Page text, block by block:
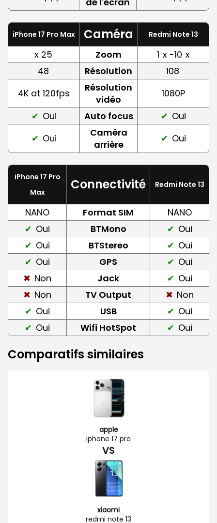
iPhone 17 Pro Max Caméra Redmi Note 13
x 25 Zoom 1 x -10 x
48
Résolution
108
4K at 120fps
Résolution
vidéo
1080P
Oui
Auto focus
Oui
Oui
Caméra
arrière
Oui
iPhone 17 Pro
Max
Connectivité Redmi Note 13
NANO Format SIM
NANO
Oui
BTMono
Oui
Oui
BTStereo
Oui
Oui
GPS
Oui
Non
Jack
Oui
Non
TV Output
Non
Oui
USB
Oui
Oui
Wifi HotSpot Oui
Comparatifs similaires
apple
iphone 17 pro
VS
xiaomi
redmi note 13